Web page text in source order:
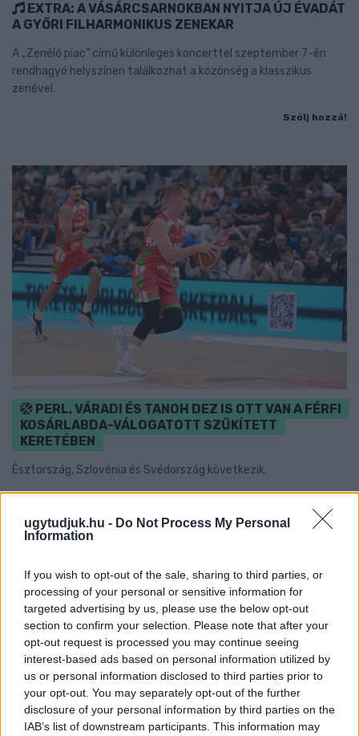
ugytudjuk.hu - Do Not Process My Personal
Information
If you wish to opt-out of the sale, sharing to third parties, or
processing of your personal or sensitive information for
targeted advertising by us, please use the below opt-out
section to confirm your selection. Please note that after your
opt-out request is processed you may continue seeing
interest-based ads based on personal information utilized by
us or personal information disclosed to third parties prior to
your opt-out. You may separately opt-out of the further
disclosure of your personal information by third parties on the
IAB’s list of downstream participants. This information may
EXTRA: A VÁSÁRCSARNOKBAN NYITJA ÚJ ÉVADÁT
A GYŐRI FILHARMONIKUS ZENEKAR
A „Zenélő piac” című különleges koncerttel szeptember 7-én
rendhagyó helyszínen találkozhat a közönség a klasszikus
zenével.
Szólj hozzá!
PERL, VÁRADI ÉS TANOH DEZ IS OTT VAN A FÉRFI
KOSÁRLABDA-VÁLOGATOTT SZŰKÍTETT
KERETÉBEN
Észtország, Szlovénia és Svédország következik.